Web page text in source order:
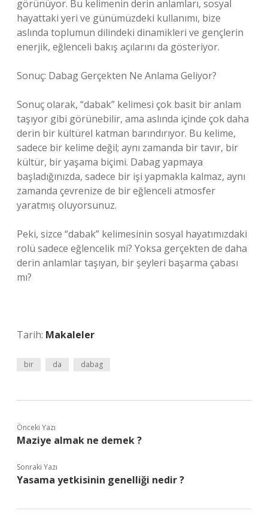
görünüyor. Bu kelimenin derin anlamları, sosyal
hayattaki yeri ve günümüzdeki kullanımı, bize
aslında toplumun dilindeki dinamikleri ve gençlerin
enerjik, eğlenceli bakış açılarını da gösteriyor.
Sonuç: Dabag Gerçekten Ne Anlama Geliyor?
Sonuç olarak, “dabak” kelimesi çok basit bir anlam
taşıyor gibi görünebilir, ama aslında içinde çok daha
derin bir kültürel katman barındırıyor. Bu kelime,
sadece bir kelime değil; aynı zamanda bir tavır, bir
kültür, bir yaşama biçimi. Dabag yapmaya
başladığınızda, sadece bir işi yapmakla kalmaz, aynı
zamanda çevrenize de bir eğlenceli atmosfer
yaratmış oluyorsunuz.
Peki, sizce “dabak” kelimesinin sosyal hayatımızdaki
rolü sadece eğlencelik mi? Yoksa gerçekten de daha
derin anlamlar taşıyan, bir şeyleri başarma çabası
mı?
Tarih: Makaleler
bir da dabag
Önceki Yazı
Maziye almak ne demek ?
Sonraki Yazı
Yasama yetkisinin genelliği nedir ?